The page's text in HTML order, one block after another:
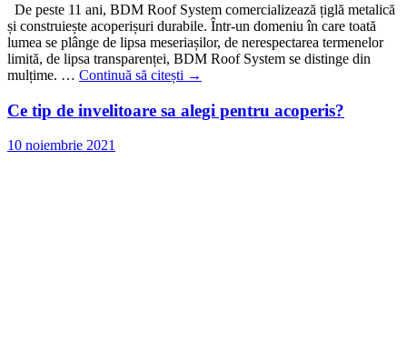
De peste 11 ani, BDM Roof System comercializează țiglă metalică
și construiește acoperișuri durabile. Într-un domeniu în care toată
lumea se plânge de lipsa meseriașilor, de nerespectarea termenelor
limită, de lipsa transparenței, BDM Roof System se distinge din
mulțime. … Continuă să citești →
Ce tip de invelitoare sa alegi pentru acoperis?
10 noiembrie 2021